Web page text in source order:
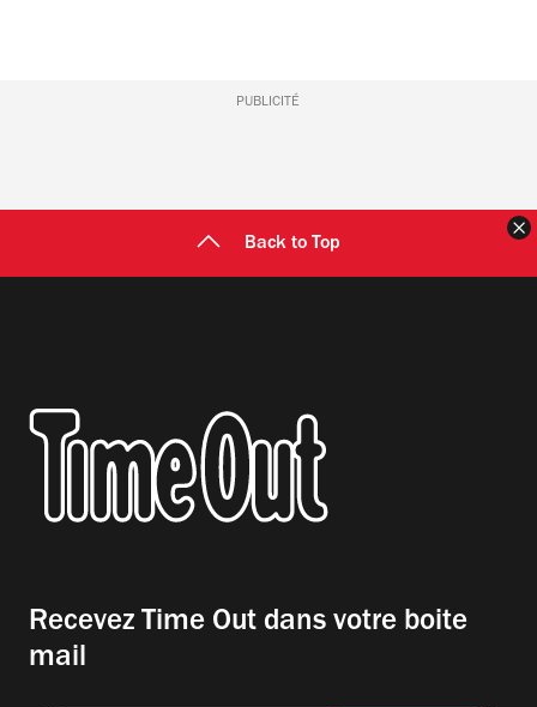
PUBLICITÉ
Back to Top
Recevez Time Out dans votre boite
mail